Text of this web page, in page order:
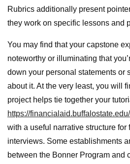
Rubrics additionally present
they work on specific lessons and
You may find that your capstone
noteworthy or illuminating that
down your personal statements or
about it. At the very least, you will
project helps tie together your
https://financialaid.buffalostate.edu/
with a useful narrative structure for
interviews. Some establishments
between the Bonner Program and